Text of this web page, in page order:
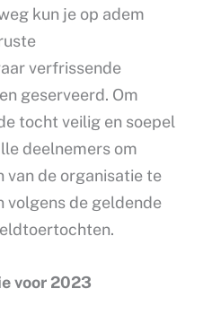
kun je op adem
verfrissende
geserveerd. Om
tocht veilig en soepel
deelnemers om
van de organisatie te
volgens de geldende
voor 2023